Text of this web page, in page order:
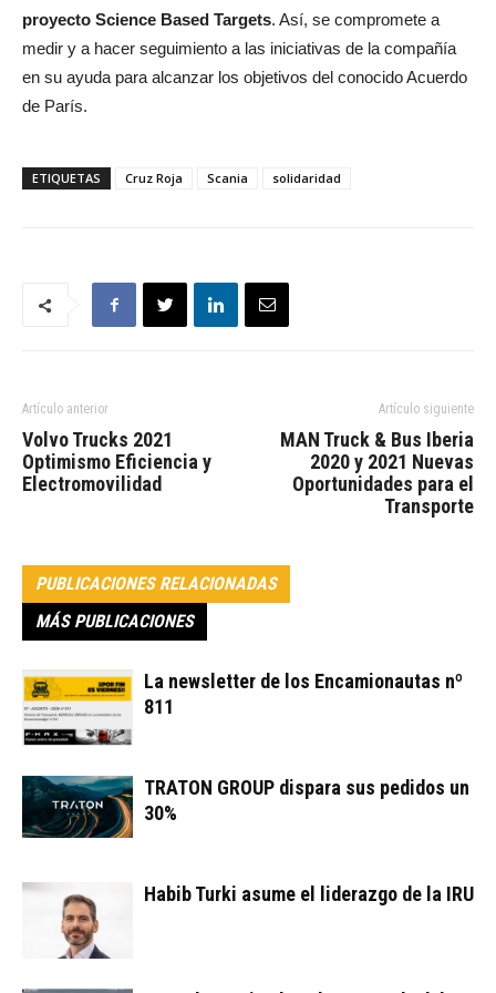
proyecto Science Based Targets. Así, se compromete a
medir y a hacer seguimiento a las iniciativas de la compañía
en su ayuda para alcanzar los objetivos del conocido Acuerdo
de París.
ETIQUETAS Cruz Roja Scania solidaridad
Artículo anterior
Volvo Trucks 2021
Optimismo Eficiencia y
Electromovilidad
Artículo siguiente
MAN Truck & Bus Iberia
2020 y 2021 Nuevas
Oportunidades para el
Transporte
PUBLICACIONES RELACIONADAS
MÁS PUBLICACIONES
La newsletter de los Encamionautas nº
811
TRATON GROUP dispara sus pedidos un
30%
Habib Turki asume el liderazgo de la IRU